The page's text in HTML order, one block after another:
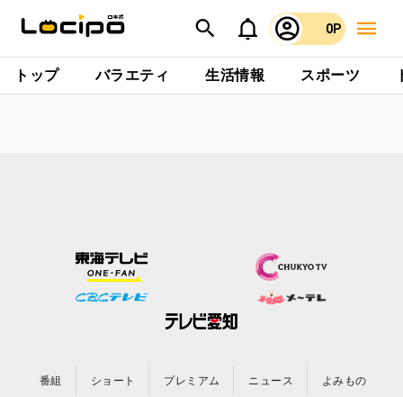
0P
トップ バラエティ 生活情報 スポーツ
番組 ショート プレミアム ニュース よみもの